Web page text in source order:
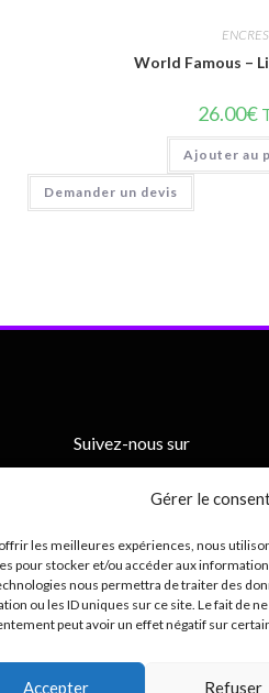
Gérer le
les meilleures expériences, nous
pour stocker et/ou accéder aux
nous permettra de traiter des
ou les ID uniques sur ce site. Le fait de
peut avoir un effet négatif sur
Accepter Refuser
ENCRES
World Famous –
26.00€
Ajouter au
Demander un devis
Suivez-nous sur
Mentions légales